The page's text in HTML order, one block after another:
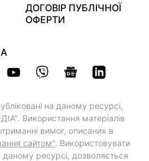
ДОГОВІР ПУБЛІЧНОЇ
ОФЕРТИ
на даному ресурсі,
Використання матеріалів
вимог, описаних в
сайтом". Використовувати
ресурсі, дозволяється